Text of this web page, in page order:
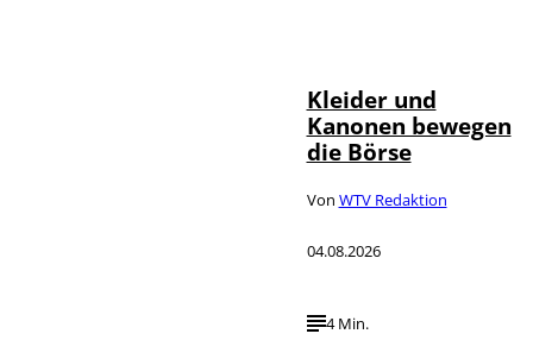
Kleider und
Kanonen bewegen
die Börse
Von WTV Redaktion
04.08.2026
4 Min.